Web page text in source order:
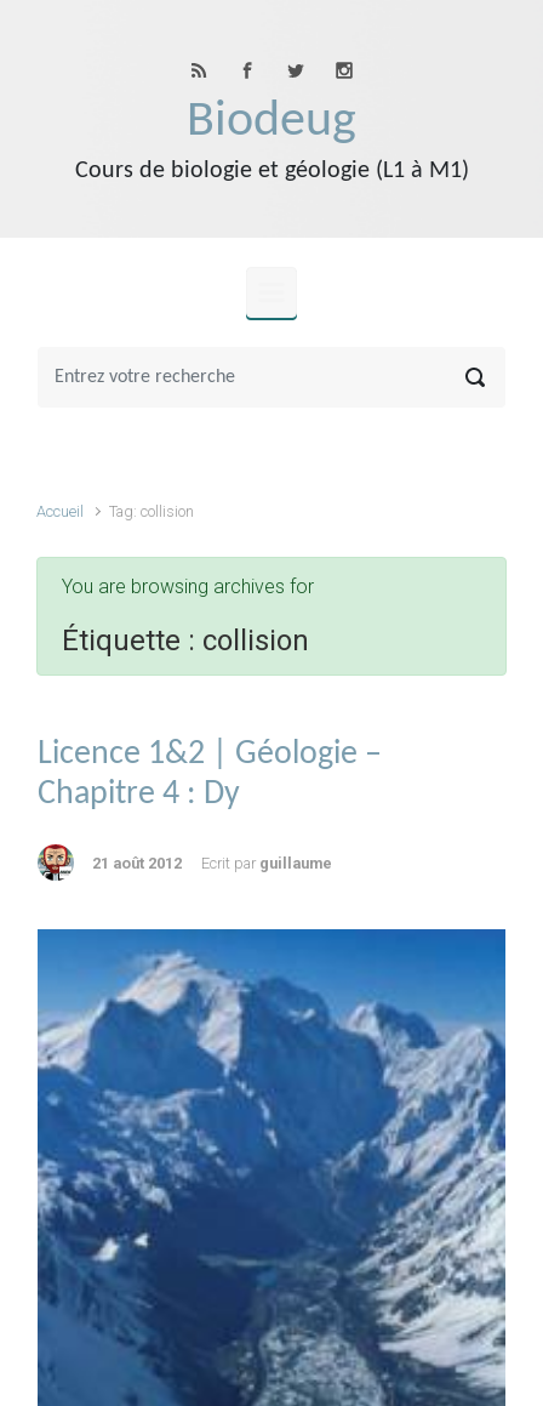
Biodeug
Cours de biologie et géologie (L1 à M1)
Accueil Tag: collision
You are browsing archives for
Étiquette : collision
Licence 1&2 | Géologie –
Chapitre 4 : Dy
21 août 2012 Ecrit par guillaume